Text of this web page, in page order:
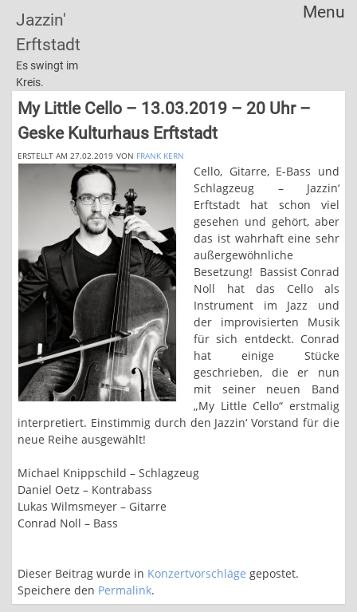
Jazzin'
Erftstadt
Es swingt im
Kreis.
Menu
My Little Cello – 13.03.2019 – 20 Uhr –
Geske Kulturhaus Erftstadt
ERSTELLT AM 27.02.2019 VON FRANK KERN
Cello, Gitarre, E-Bass und
Schlagzeug – Jazzin‘
Erftstadt hat schon viel
gesehen und gehört, aber
das ist wahrhaft eine sehr
außergewöhnliche
Besetzung! Bassist Conrad
Noll hat das Cello als
Instrument im Jazz und
der improvisierten Musik
für sich entdeckt. Conrad
hat einige Stücke
geschrieben, die er nun
mit seiner neuen Band
„My Little Cello“ erstmalig
interpretiert. Einstimmig durch den Jazzin‘ Vorstand für die
neue Reihe ausgewählt!
Michael Knippschild – Schlagzeug
Daniel Oetz – Kontrabass
Lukas Wilmsmeyer – Gitarre
Conrad Noll – Bass
Dieser Beitrag wurde in Konzertvorschläge gepostet.
Speichere den Permalink.